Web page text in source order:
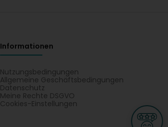
Informationen
Nutzungsbedingungen
Allgemeine Geschäftsbedingungen
Datenschutz
Meine Rechte DSGVO
Cookies-Einstellungen